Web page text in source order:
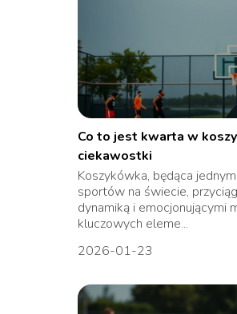
Co to jest kwarta w
ciekawostki
Koszykówka, będąca
sportów na świecie,
dynamiką i emocjonującymi
kluczowych eleme...
2026-01-23